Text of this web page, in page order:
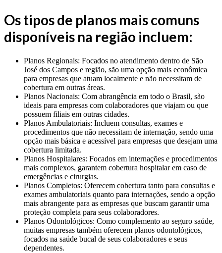
Os tipos de planos mais comuns
disponíveis na região incluem:
Planos Regionais: Focados no atendimento dentro de São
José dos Campos e região, são uma opção mais econômica
para empresas que atuam localmente e não necessitam de
cobertura em outras áreas.
Planos Nacionais: Com abrangência em todo o Brasil, são
ideais para empresas com colaboradores que viajam ou que
possuem filiais em outras cidades.
Planos Ambulatoriais: Incluem consultas, exames e
procedimentos que não necessitam de internação, sendo uma
opção mais básica e acessível para empresas que desejam uma
cobertura limitada.
Planos Hospitalares: Focados em internações e procedimentos
mais complexos, garantem cobertura hospitalar em caso de
emergências e cirurgias.
Planos Completos: Oferecem cobertura tanto para consultas e
exames ambulatoriais quanto para internações, sendo a opção
mais abrangente para as empresas que buscam garantir uma
proteção completa para seus colaboradores.
Planos Odontológicos: Como complemento ao seguro saúde,
muitas empresas também oferecem planos odontológicos,
focados na saúde bucal de seus colaboradores e seus
dependentes.